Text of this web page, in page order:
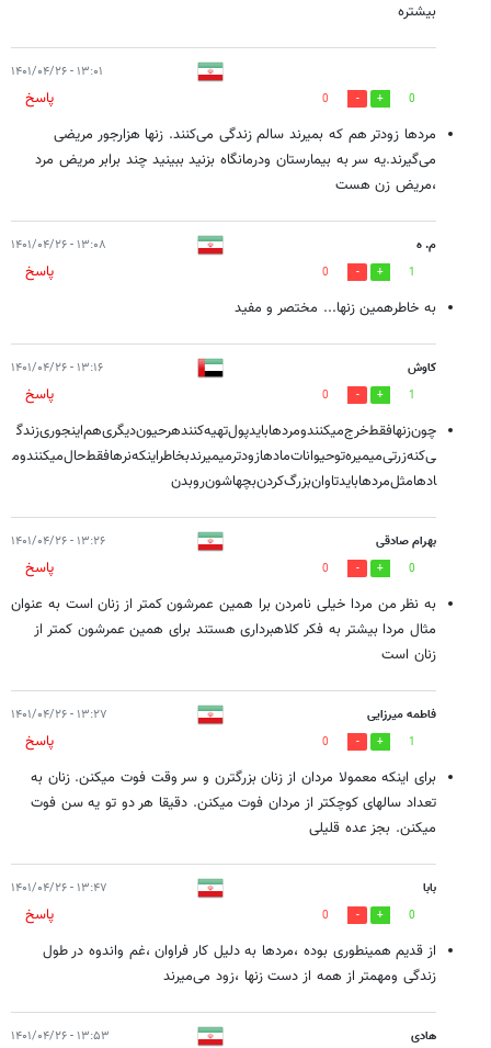
بیشتره
۱۳:۰۱ - ۱۴۰۱/۰۴/۲۶
0
0
پاسخ
مردها زودتر هم که بمیرند سالم زندگی می‌کنند. زنها هزارجور مریضی
می‌گیرند.یه سر به بیمارستان ودرمانگاه بزنید ببینید چند برابر مریض مرد
،مریض زن هست
م. ه ۱۳:۰۸ - ۱۴۰۱/۰۴/۲۶
1
0
پاسخ
به خاطرهمین زنها... مختصر و مفید
کاوش ۱۳:۱۶ - ۱۴۰۱/۰۴/۲۶
1
0
پاسخ
چون‌زنها‌فقط‌خرج‌میکنند‌ومردها‌باید‌پول‌تهیه‌کنند‌هر‌حیون‌دیگری‌هم‌اینجوری‌زندگ
ی‌کنه‌زرتی‌میمیره‌تو‌حیوانات‌مادها‌زودتر‌میمیرند‌بخاطر‌اینکه‌نر‌ها‌فقط‌حال‌میکنند‌وم
ادها‌مثل‌مردها‌باید‌تاوان‌بزرگ‌کردن‌بچهاشون‌رو‌بدن‌
بهرام صادقی ۱۳:۲۶ - ۱۴۰۱/۰۴/۲۶
0
0
پاسخ
به نظر من مردا خیلی نامردن برا همین عمرشون کمتر از زنان است به عنوان
مثال مردا بیشتر به فکر کلاهبرداری هستند برای همین عمرشون کمتر از
زنان است
فاطمه میرزایی ۱۳:۲۷ - ۱۴۰۱/۰۴/۲۶
1
0
پاسخ
برای اینکه معمولا مردان از زنان بزرگترن و سر وقت فوت میکنن. زنان به
تعداد سالهای کوچکتر از مردان فوت میکنن. دقیقا هر دو تو یه سن فوت
میکنن. بجز عده قلیلی
بابا ۱۳:۴۷ - ۱۴۰۱/۰۴/۲۶
0
0
پاسخ
از قدیم همینطوری بوده ،مردها به دلیل کار فراوان ،غم واندوه در طول
زندگی ومهمتر از همه از دست زنها ،زود می‌میرند
هادی ۱۳:۵۳ - ۱۴۰۱/۰۴/۲۶